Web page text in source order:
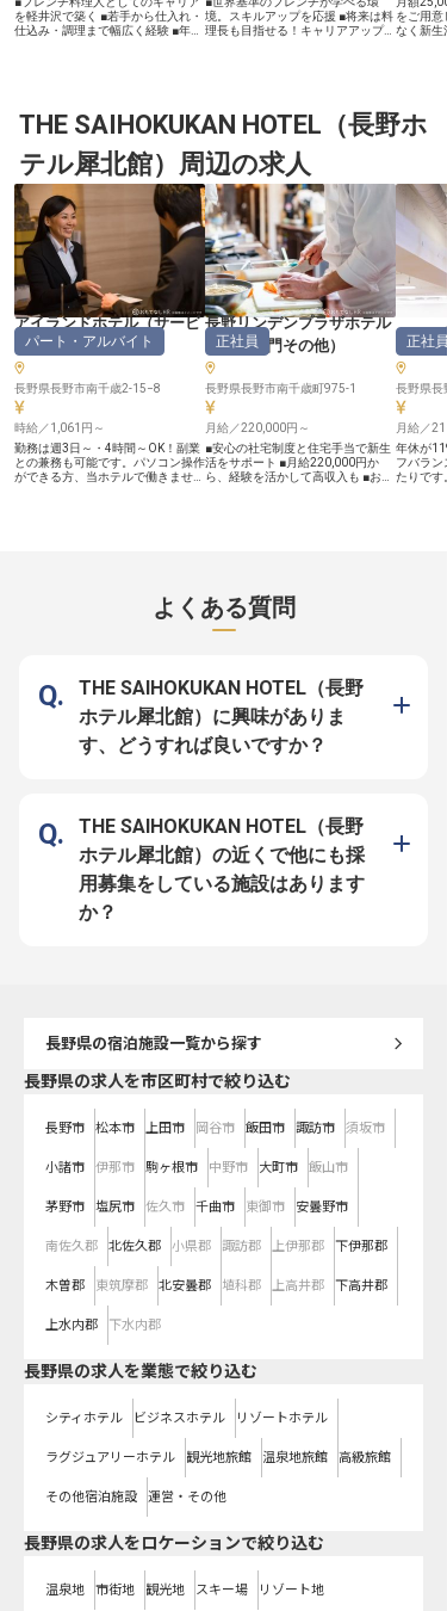
を軽井沢で築く ■若手から仕入れ・
仕込み・調理まで幅広く経験 ■年間
井沢の美しい自然の中で、フレンチ
料理人としてお客様に感動をお届け
皿一皿に心を込めて、訪れる方々の
記憶に残る美食体験を創造します。
ウェルカムスイーツの製造にも携わ
り、到着からお帰りまで、お客様の
旅を彩るおもてなしの心を料理で表
現する喜びを感じられる環境です。
お客様の笑顔が直接見られるやりが
いを日々感じながら、あなたの感性
を存分に発揮してください。 ーー
【若手から成長できる環境と、安定
した働きやすさ】 若手調理スタッ
フとして、仕入れから仕込み、調
理、そしてウェルカムスイーツの製
造まで、フレンチ料理の幅広い工程
に携わることができます。経験豊富
な先輩シェフのもとで、実践を通し
て着実にスキルアップできる環境で
す。 月給195,000円～270,000円に
加え、賞与年1回、昇給制度も整っ
ており、あなたの努力と成長を正当
に評価します。年間休日110日と季
節休暇14日があり、プライベート
も大切にしながら長く活躍できる職
境。スキルアップを応援 ■将来は料
理長も目指せる！キャリアアップの
料理を。】 扉温泉 明神館は、世界
的なホテル・レストランコレクショ
る、国際的にも高く評価された温泉
旅館です。松本の豊かな自然に抱か
れたこの地で、素材の魅力を最大限
に引き出したフレンチを通じて、訪
れるお客様に感動のひとときをお届
けしています。あなたの技術と感性
が、世界基準のおもてなしの一部と
なります。 ーー【あなたの「好
き」を、ここで「誇り」へ。】 材
料の仕込みから盛り付け、新メニュ
ーの考案まで、調理の醍醐味をフル
に味わえる環境が整っています。ス
キルアップ手当や他施設への利用補
助など、学び続ける姿勢をしっかり
応援する制度も充実。社宅・社員寮
が完備されているため、遠方からの
移住でも安心してスタートできま
す。シフトの事前調整も可能で、プ
ライベートとのバランスを保ちなが
ら、料理長を目指せる職場です。
※2026年06月17日時点の情報で
す。
をご用意
なく新生
は、ホタ
る高原
日時点の
THE SAIHOKUKAN HOTEL（長野ホ
テル犀北館）周辺の求人
アイランドホテル（サービ
ススタッフ）
パート・アルバイト
長野県長野市南千歳2-15−8
時給／1,061円～
勤務は週3日～・4時間～OK！副業
との兼務も可能です。パソコン操作
ができる方、当ホテルで働きません
ョン能力を高め、自身の成長にも繋
がるお仕事です。※この求人は2022
長野リンデンプラザホテル
（調理部門その他）
正社員
長野県長野市南千歳町975-1
月給／220,000円～
■安心の社宅制度と住宅手当で新生
活をサポート ■月給220,000円か
ら、経験を活かして高収入も ■お客
に心を込め、お客様が笑顔になる瞬
間を想像しながら腕を振るっていた
だきます。 あなたの生み出す温か
緒におもてなしの心で最高の食体験
を創造していきましょう。 ーー
【あなたの経験と情熱が輝く、成長
できる職場】 これまでの調理経験
を存分に活かし、さらに新しい料理
の企画にも挑戦できる環境です。チ
回の賞与、住宅手当や社宅制度も充
実しており、安心して長く働ける環
境です。あなたの料理への情熱とス
キルを活かし、キャリアアップを目
指しませんか。 ※2026年03月26日
時点の情報です
さぎり
正社員
長野県長
月給／
年休が
フバラン
たりです
よくある質問
THE SAIHOKUKAN HOTEL（長野
ホテル犀北館）に興味がありま
す、どうすれば良いですか？
THE SAIHOKUKAN HOTEL（長野
ホテル犀北館）の近くで他にも採
用募集をしている施設はあります
か？
長野県の宿泊施設一覧から探す
長野県の求人を市区町村で絞り込む
長野市 松本市 上田市 岡谷市 飯田市 諏訪市 須坂市
小諸市 伊那市 駒ヶ根市 中野市 大町市 飯山市
茅野市 塩尻市 佐久市 千曲市 東御市 安曇野市
南佐久郡 北佐久郡 小県郡 諏訪郡 上伊那郡 下伊那郡
木曽郡 東筑摩郡 北安曇郡 埴科郡 上高井郡 下高井郡
上水内郡 下水内郡
長野県の求人を業態で絞り込む
シティホテル ビジネスホテル リゾートホテル
ラグジュアリーホテル 観光地旅館 温泉地旅館 高級旅館
その他宿泊施設 運営・その他
長野県の求人をロケーションで絞り込む
温泉地 市街地 観光地 スキー場 リゾート地